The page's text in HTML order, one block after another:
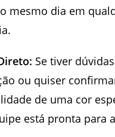
mesmo dia em
Se tiver
ou quiser
de uma cor
está pronta para